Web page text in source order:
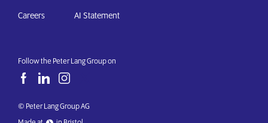
Careers AI Statement
© Peter Lang Group AG
Follow the Peter Lang Group on